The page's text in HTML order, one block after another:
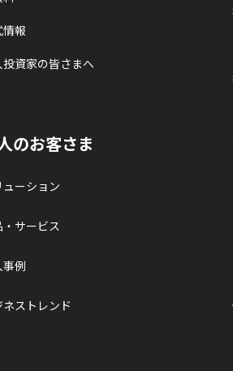
報
投資家の皆さまへ
のお客さま
ューション
・サービス
事例
ネストレンド